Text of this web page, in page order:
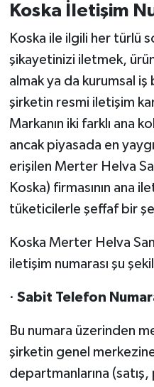
Koska İletişim
Koska ile ilgili her türlü
şikayetinizi iletmek,
almak ya da kurumsal iş
şirketin resmi iletişim
Markanın iki farklı ana
ancak piyasada en
erişilen Merter Helva
Koska) firmasının ana
tüketicilerle şeffaf bir
Koska Merter Helva
iletişim numarası şu
· Sabit Telefon
Bu numara üzerinden
şirketin genel
departmanlarına